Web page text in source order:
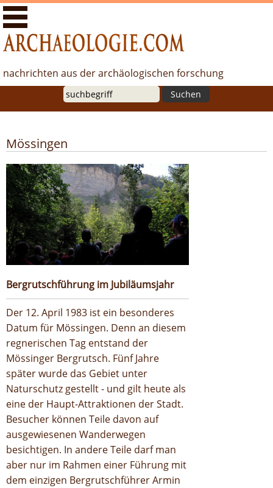
Archäologie.com - Nachrichten aus der archäologischen
Forschung
nachrichten aus der archäologischen forschung
Mössingen
Bergrutschführung im Jubiläumsjahr
Bergrutschführung im Jubiläumsjahr
Der 12. April 1983 ist ein besonderes
Datum für Mössingen. Denn an diesem
regnerischen Tag entstand der
Mössinger Bergrutsch. Fünf Jahre
später wurde das Gebiet unter
Naturschutz gestellt - und gilt heute als
eine der Haupt-Attraktionen der Stadt.
Besucher können Teile davon auf
ausgewiesenen Wanderwegen
besichtigen. In andere Teile darf man
aber nur im Rahmen einer Führung mit
dem einzigen Bergrutschführer Armin